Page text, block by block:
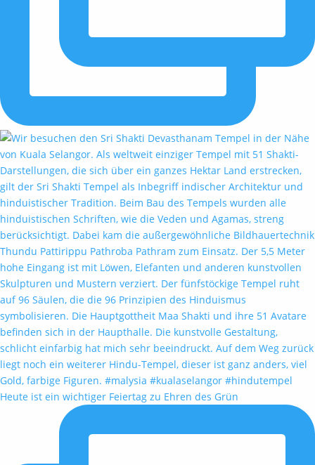
Heute ist ein wichtiger Feiertag zu Ehren des Grün